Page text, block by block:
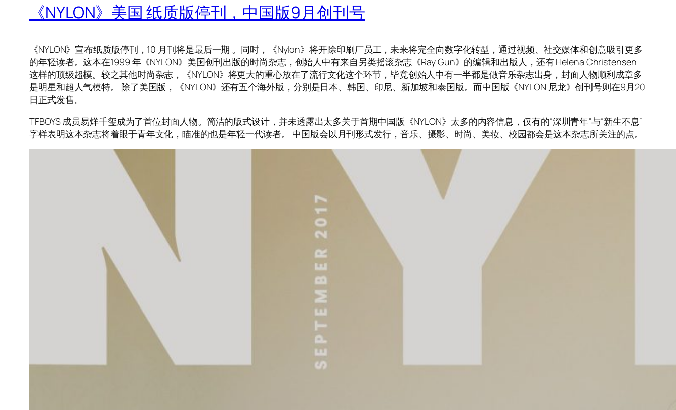
《NYLON》美国 纸质版停刊，中国版9月创刊号
《NYLON》宣布纸质版停刊，10 月刊将是最后一期 。同时，《Nylon》将开除印刷厂员工，未来将完全向数字化转型，通过视频、社交媒体和创意吸引更多
的年轻读者。这本在1999 年《NYLON》美国创刊出版的时尚杂志，创始人中有来自另类摇滚杂志《Ray Gun》的编辑和出版人，还有 Helena Christensen
这样的顶级超模。较之其他时尚杂志，《NYLON》将更大的重心放在了流行文化这个环节，毕竟创始人中有一半都是做音乐杂志出身，封面人物顺利成章多
是明星和超人气模特。 除了美国版，《NYLON》还有五个海外版，分别是日本、韩国、印尼、新加坡和泰国版。而中国版《NYLON 尼龙》创刊号则在9月20
日正式发售。
TFBOYS 成员易烊千玺成为了首位封面人物。简洁的版式设计，并未透露出太多关于首期中国版《NYLON》太多的内容信息，仅有的“深圳青年”与“新生不息”
字样表明这本杂志将着眼于青年文化，瞄准的也是年轻一代读者。 中国版会以月刊形式发行，音乐、摄影、时尚、美妆、校园都会是这本杂志所关注的点。